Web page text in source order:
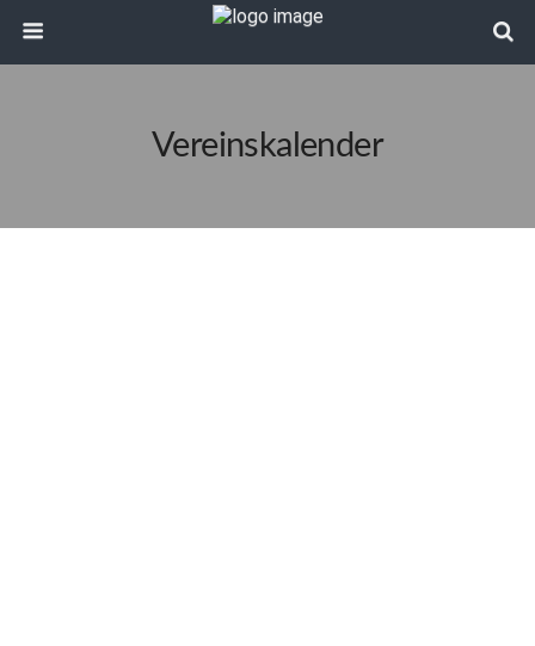
Vereinskalender